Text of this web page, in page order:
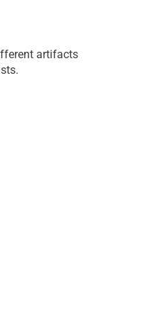
artifacts